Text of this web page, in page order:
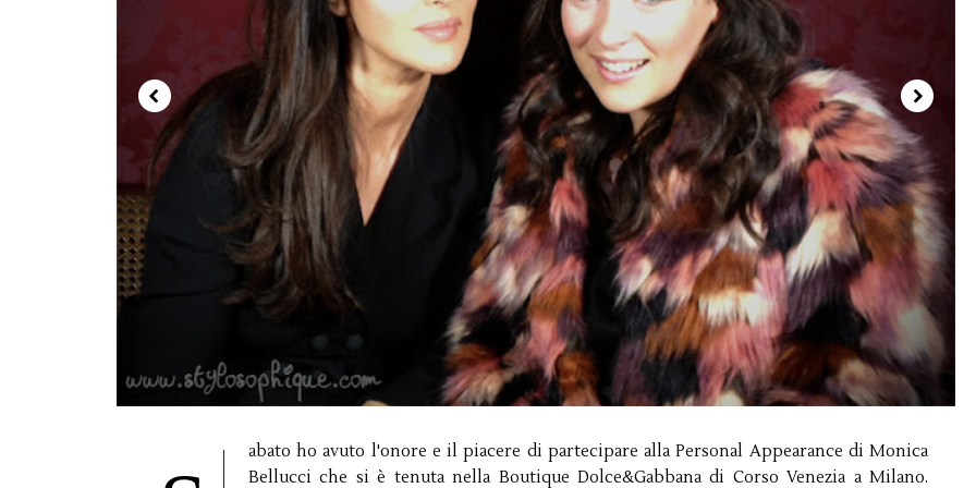
abato ho avuto l'onore e il piacere di partecipare alla Personal Appearance di Monica
Bellucci che si è tenuta nella Boutique Dolce&Gabbana di Corso Venezia a Milano.